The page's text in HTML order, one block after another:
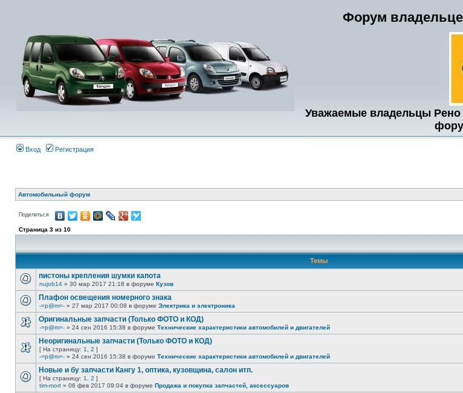
Форум
Уважаемые владельцы Рено
Вход Регистрация
Автомобильный форум
Поделиться
Страница 3 из 10
Темы
пистоны крепления шумки капота
nujob14 » 30 мар 2017 21:18 в форуме Кузов
Плафон освещения номерного знака
-=p@m=- » 27 мар 2017 00:08 в форуме Электрика и электроника
Оригинальные запчасти (Только ФОТО и КОД)
-=p@m=- » 24 сен 2016 15:38 в форуме Технические характеристики автомобилей и двигателей
Неоригинальные запчасти (Только ФОТО и КОД)
[ На страницу: 1 2 ]
-=p@m=- » 24 сен 2016 15:38 в форуме Технические характеристики автомобилей и двигателей
Новые и бу запчасти Кангу 1, оптика, кузовщина, салон итп.
[ На страницу: 1 2 ]
tim-mort » 06 фев 2017 09:04 в форуме Продажа и покупка запчастей, аксессуаров